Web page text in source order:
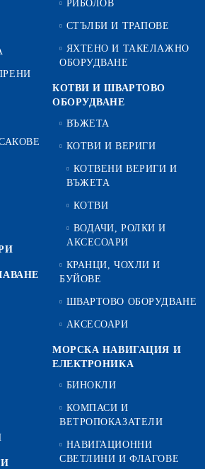
РИБОЛОВ
СТЪЛБИ И ТРАПОВЕ
ЯХТЕНО И ТАКЕЛАЖНО
ОБОРУДВАНЕ
КОТВИ И ШВАРТОВО
ОБОРУДВАНЕ
ВЪЖЕТА
КОТВИ И ВЕРИГИ
КОТВЕНИ ВЕРИГИ И
ВЪЖЕТА
КОТВИ
ВОДАЧИ, РОЛКИ И
АКСЕСОАРИ
КРАНЦИ, ЧОХЛИ И
БУЙОВЕ
ШВАРТОВО ОБОРУДВАНЕ
АКСЕСОАРИ
МОРСКА НАВИГАЦИЯ И
ЕЛЕКТРОНИКА
БИНОКЛИ
КОМПАСИ И
ВЕТРОПОКАЗАТЕЛИ
НАВИГАЦИОННИ
СВЕТЛИНИ И ФЛАГОВЕ